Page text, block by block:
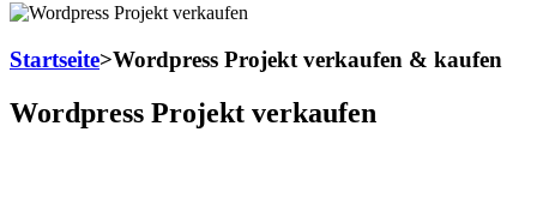
Startseite>Wordpress Projekt verkaufen & kaufen
Wordpress Projekt verkaufen